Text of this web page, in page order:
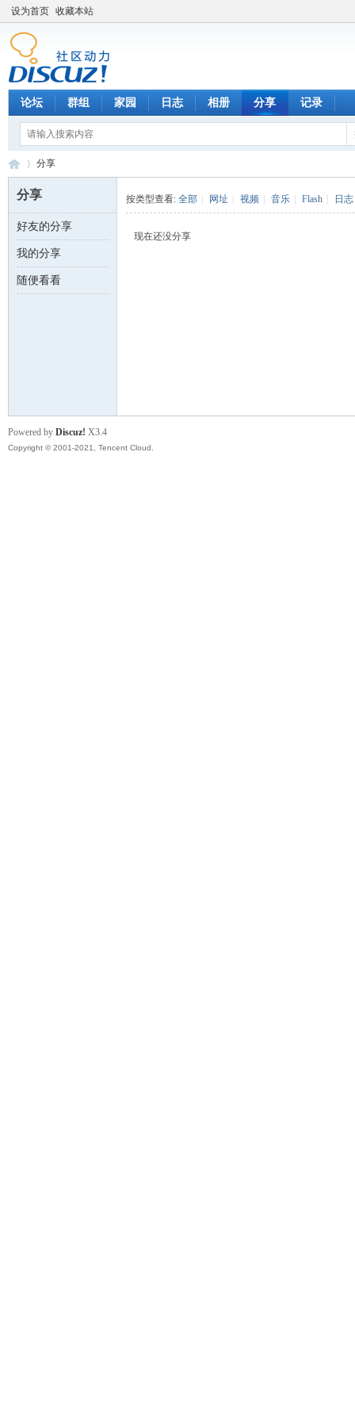
设为首页 收藏本站
论坛 群组 家园 日志 相册 分享 记录
数 ›
分享
分享
好友的分享
我的分享
随便看看
按类型查看: 全部 网址 视频 音乐 Flash 日志
现在还没分享
Powered by Discuz! X3.4
Copyright © 2001-2021, Tencent Cloud.